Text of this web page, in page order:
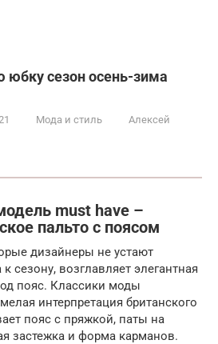
сезон осень-зима
Мода и стиль
Алексей
must have –
пальто с поясом
дизайнеры не устают
сезону, возглавляет элегантная
пояс. Классики моды
интерпретация британского
пояс с пряжкой, паты на
застежка и форма карманов.